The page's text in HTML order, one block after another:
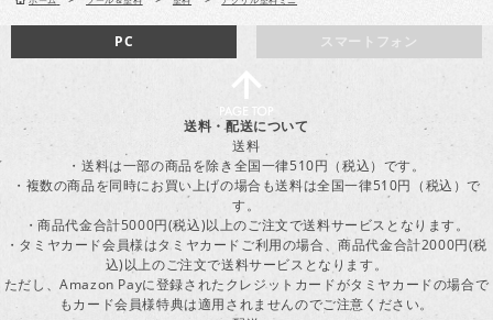
スマートフォン
PC
送料・配送について
送料
・送料は一部の商品を除き全国一律510円（税込）です。
・複数の商品を同時にお買い上げの場合も送料は全国一律510円（税込）で
す。
・商品代金合計5000円(税込)以上のご注文で送料サービスとなります。
・タミヤカード会員様はタミヤカードご利用の場合、商品代金合計2000円(税
込)以上のご注文で送料サービスとなります。
ただし、Amazon Payに登録されたクレジットカードがタミヤカードの場合で
もカード会員様特典は適用されませんのでご注意ください。